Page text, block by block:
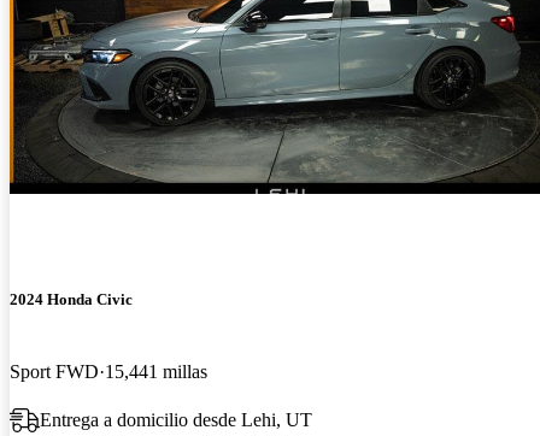
2024 Honda Civic
Sport FWD 15,441 millas
Entrega a domicilio desde Lehi, UT